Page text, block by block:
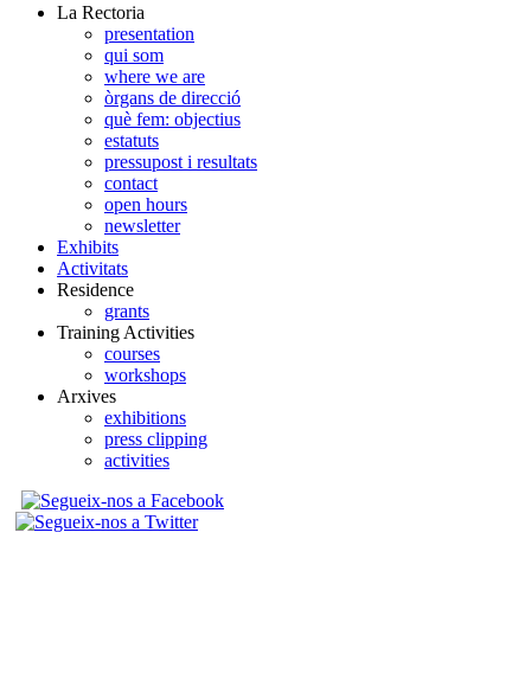
La Rectoria
presentation
qui som
where we are
òrgans de direcció
què fem: objectius
estatuts
pressupost i resultats
contact
open hours
newsletter
Exhibits
Activitats
Residence
grants
Training Activities
courses
workshops
Arxives
exhibitions
press clipping
activities